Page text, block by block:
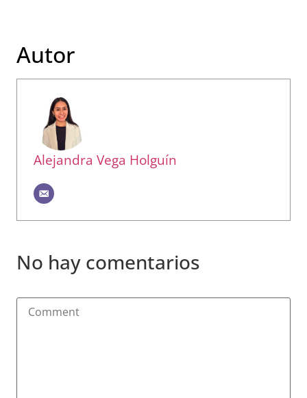
Autor
Alejandra Vega Holguín
No hay comentarios